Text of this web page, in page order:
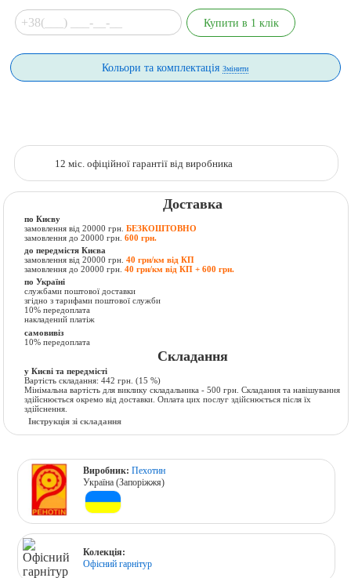
Кольори та комплектаціяЗмінити
12 міс. офіційної гарантії від виробника
Доставка
по Києву
замовлення від 20000 грн.БЕЗКОШТОВНО
замовлення до 20000 грн.600 грн.
до передмістя Києва
замовлення від 20000 грн.40 грн/км від КП
замовлення до 20000 грн.40 грн/км від КП + 600 грн.
по Україні
службами поштової доставки
згідно з тарифами поштової служби
10% передоплата
накладений платіж
самовивіз
10% передоплата
Складання
у Києві та передмісті
Вартість складання:442 грн. (15 %)
Мінімальна вартість для виклику складальника - 500 грн. Складання та навішування
здійснюється окремо від доставки. Оплата цих послуг здійснюється після їх
здійснення.
Інструкція зі складання
Виробник:Пехотин
Україна (Запоріжжя)
Колекція:
Офісний гарнітур